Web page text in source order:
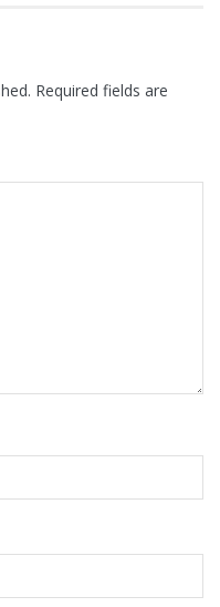
Required fields are